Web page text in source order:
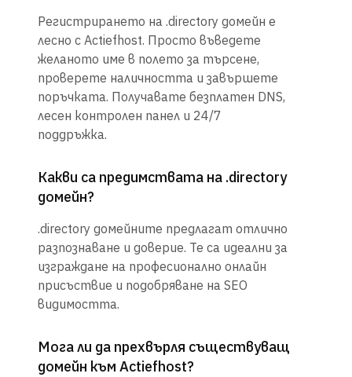
Регистрирането на .directory домейн е
лесно с Actiefhost. Просто въведете
желаното име в полето за търсене,
проверете наличността и завършете
поръчката. Получавате безплатен DNS,
лесен контролен панел и 24/7
поддръжка.
Какви са предимствата на .directory
домейн?
.directory домейните предлагат отлично
разпознаване и доверие. Те са идеални за
изграждане на професионално онлайн
присъствие и подобряване на SEO
видимостта.
Мога ли да прехвърля съществуващ
домейн към Actiefhost?